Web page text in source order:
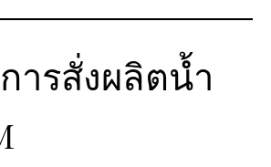
ารสั่งผลิตน้ำ